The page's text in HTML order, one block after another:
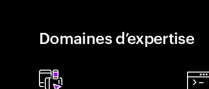
Domaines d’expertise